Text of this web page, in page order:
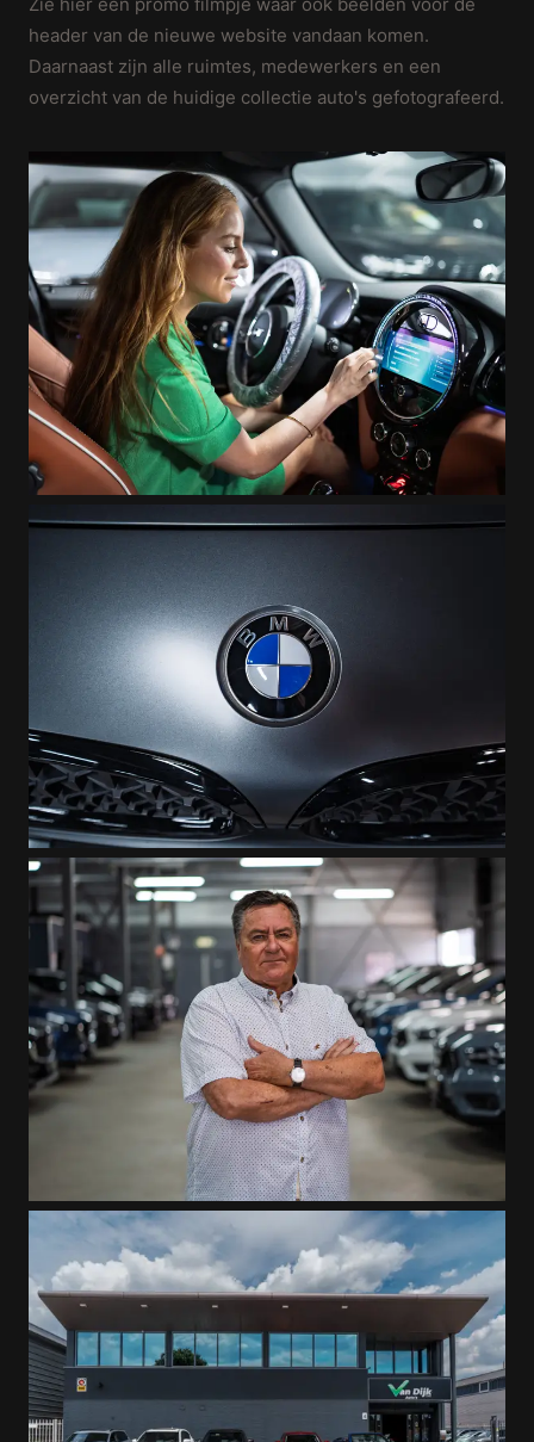
header van de nieuwe website vandaan komen.
Daarnaast zijn alle ruimtes, medewerkers en een
overzicht van de huidige collectie auto's gefotografeerd.